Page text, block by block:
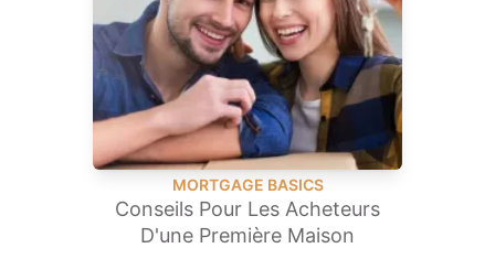
MORTGAGE BASICS
Conseils Pour Les Acheteurs
D'une Première Maison